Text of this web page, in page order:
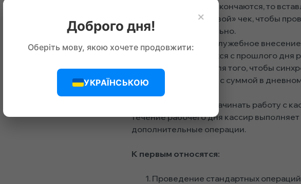
ленты. Если они кончаются, то
Печатает «нулевой» чек, чтобы
принтер нормально.
Вносит через «служебное
сумму оставшихся с прошлого дня
нужно делать для того, чтобы
наличных денег с суммой в
После этого можно начинать работу с
течение рабочего дня кассир
дополнительные операции.
К первым относятся:
Проведение стандартных
×
Доброго дня!
Оберіть мову, якою хочете продовжити:
УКРАЇНСЬКОЮ